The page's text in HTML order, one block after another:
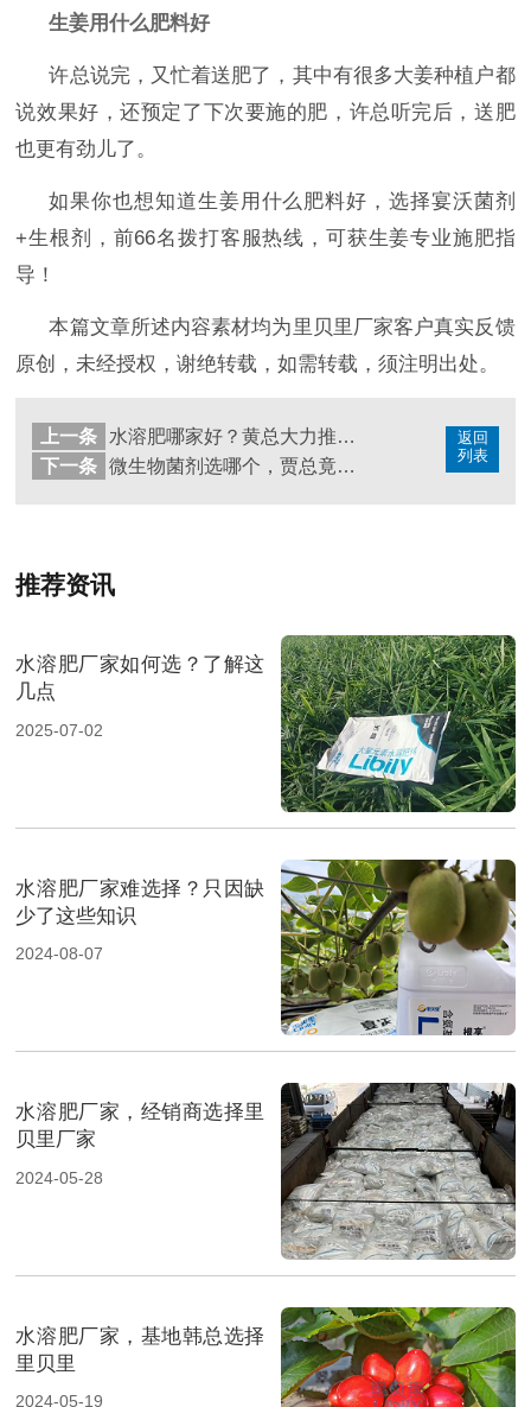
生姜用什么肥料好
许总说完，又忙着送肥了，其中有很多大姜种植户都
说效果好，还预定了下次要施的肥，许总听完后，送肥
也更有劲儿了。
如果你也想知道生姜用什么肥料好 ，选择宴沃菌剂
+生根剂，前66名拨打客服热线，可获生姜专业施肥指
导！
本篇文章所述内容素材均为里贝里厂家客户真实反馈
原创，未经授权，谢绝转载，如需转载，须注明出处。
返回
列表
上一条
水溶肥哪家好？黄总大力推荐里贝里
下一条
微生物菌剂选哪个，贾总竟是宴沃头号粉丝？
推荐资讯
水溶肥厂家如何选？了解这
几点
2025-07-02
水溶肥厂家难选择？只因缺
少了这些知识
2024-08-07
水溶肥厂家，经销商选择里
贝里厂家
2024-05-28
水溶肥厂家，基地韩总选择
里贝里
2024-05-19